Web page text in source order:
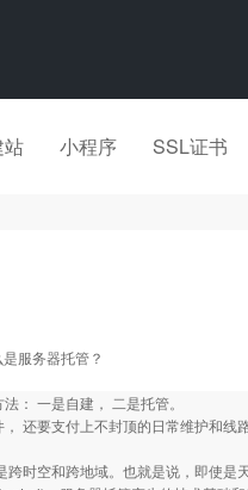
站 小程序 SSL证书
服务器托管？
： 一是自建， 二是托管。
要支付上不封顶的日常维护和线
空和跨地域。也就是说，即使是